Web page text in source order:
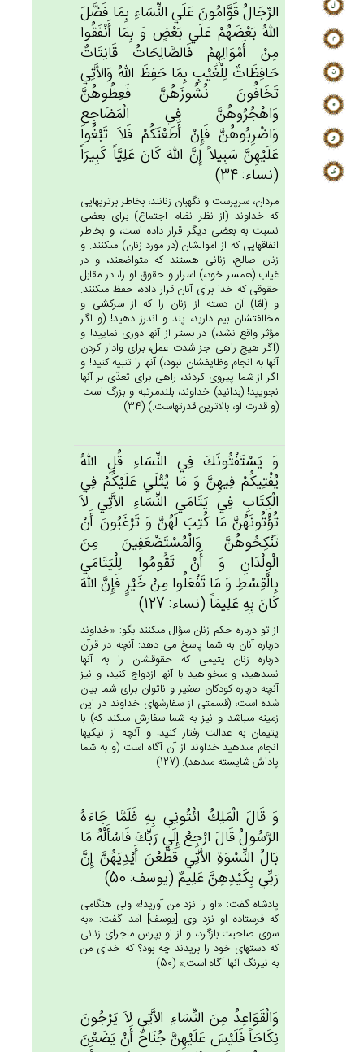
الرِّجَال‌ُ قَوَّامُون‌َ عَلَي‌ النِّسَاءِ بِمَا فَضَّل‌َ
الله‌ُ بَعْضَهُم‌ْ عَلَي‌ بَعْض‌ٍ وَ بِمَا أَنْفَقُوا
مِن‌ْ أَمْوَالِهِم‌ْ فَالصَّالِحَات‌ُ قَانِتَات‌ٌ
حَافِظَات‌ٌ لِلْغَيْب‌ِ بِمَا حَفِظ‌َ الله‌ُ وَالاَّتِي
تَخَافُون‌َ نُشُوزَهُن‌َّ فَعِظُوهُن‌َّ
وَاهْجُرُوهُن‌َّ فِي‌ الْمَضَاجِع‌ِ
وَاضْرِبُوهُن‌َّ فَإِن‌ْ أَطَعْنَكُم‌ْ فَلاَ تَبْغُوا
عَلَيْهِن‌َّ سَبِيلاً إِن‌َّ الله‌َ كَان‌َ عَلِيَّاً كَبِيرَاً
(نساء: 34)
مردان، سرپرست و نگهبان زنانند، بخاطر برتريهايى
كه خداوند (از نظر نظام اجتماع) براى بعضى
نسبت به بعضى ديگر قرار داده است، و بخاطر
انفاقهايى كه از اموالشان (در مورد زنان) مى‏كنند. و
زنان صالح، زنانى هستند كه متواضعند، و در
غياب (همسر خود،) اسرار و حقوق او را، در مقابل
حقوقى كه خدا براى آنان قرار داده، حفظ مى‏كنند.
و (امّا) آن دسته از زنان را كه از سركشى و
مخالفتشان بيم داريد، پند و اندرز دهيد! (و اگر
مؤثر واقع نشد،) در بستر از آنها دورى نماييد! و
(اگر هيچ راهى جز شدت عمل، براى وادار كردن
آنها به انجام وظايفشان نبود،) آنها را تنبيه كنيد! و
اگر از شما پيروى كردند، راهى براى تعدّى بر آنها
نجوييد! (بدانيد) خداوند، بلندمرتبه و بزرگ است.
(و قدرت او، بالاترين قدرتهاست.) (34)
وَ يَسْتَفْتُونَك‌َ فِي‌ النِّسَاءِ قُل‌ِ الله‌ُ
يُفْتِيكُم‌ْ فِيهِن‌َّ وَ مَا يُتْلَي‌ عَلَيْكُم‌ْ فِي‌
الْكِتَاب‌ِ فِي‌ يَتَامَي‌ النِّسَاءِ الاَّتِي‌‌ لاَ
تُؤْتُونَهُن‌َّ مَا كُتِب‌َ لَهُن‌َّ وَ تَرْغَبُون‌َ أَنْ‌
تَنْكِحُوهُن‌َّ وَالْمُسْتَضْعَفِين‌َ مِن‌َ
الْوِلْدَان‌ِ وَ أَنْ‌ تَقُومُوا لِلْيَتَامَي‌
بِالْقِسْط‌ِ وَ مَا تَفْعَلُوا مِن‌ْ خَيْرٍ فَإِن‌َّ الله‌َ
كَان‌َ بِه‌ِ عَلِيمَاً (نساء: 127)
از تو درباره حكم زنان سؤال مى‏كنند بگو: «خداوند
درباره آنان به شما پاسخ مى دهد: آنچه در قرآن
درباره زنان يتيمى كه حقوقشان را به آنها
نمى‏دهيد، و مى‏خواهيد با آنها ازدواج كنيد، و نيز
آنچه درباره كودكان صغير و ناتوان براى شما بيان
شده است، (قسمتى از سفارشهاى خداوند در اين
زمينه مى‏باشد و نيز به شما سفارش مى‏كند كه) با
يتيمان به عدالت رفتار كنيد! و آنچه از نيكيها
انجام مى‏دهيد خداوند از آن آگاه است (و به شما
پاداش شايسته مى‏دهد). (127)
وَ قَال‌َ الْمَلِك‌ُ ائْتُونِي‌ بِه‌ِ فَلَمَّا جَاءَه‌ُ
الرَّسُول‌ُ قَال‌َ ارْجِع‌ْ إِلَي‌ رَبِّك‌َ فَاسْأَلْه‌ُ مَا
بَال‌ُ النِّسْوَة‌ِ الاَّتِي‌‌ قَطَّعْن‌َ أَيْدِيَهُن‌َّ إِن‌َّ
رَبِّي‌ بِكَيْدِهِن‌َّ عَلِيم‌ٌ (يوسف: 50)
پادشاه گفت: «او را نزد من آوريد!» ولى هنگامى
كه فرستاده او نزد وى [يوسف‏] آمد گفت: «به
سوى صاحبت بازگرد، و از او بپرس ماجراى زنانى
كه دستهاى خود را بريدند چه بود؟ كه خداى من
به نيرنگ آنها آگاه است.» (50)
وَالْقَوَاعِدُ مِن‌َ النِّسَاءِ الاَّتِي‌‌ لاَ يَرْجُون‌َ
نِكَاحَاً فَلَيْس‌َ عَلَيْهِنَّ جُنَاح‌ٌ أَنْ‌ يَضَعْن‌َ